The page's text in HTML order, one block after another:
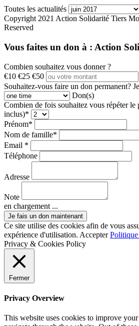
Toutes les actualités
Copyright 2021 Action Solidarité Tiers
Reserved
Vous faites un don à : Action
Combien souhaitez vous donner ?
€10 €25 €50
Souhaitez-vous faire un don permanent?
Don(s)
Combien de fois souhaitez vous répéter le
inclus)*
Prénom*
Nom de famille*
Email *
Téléphone
Adresse
Note
en chargement ...
Ce site utilise des cookies afin de vous
expérience d'utilisation. Accepter
Privacy & Cookies Policy
Fermer
Privacy Overview
This website uses cookies to improve